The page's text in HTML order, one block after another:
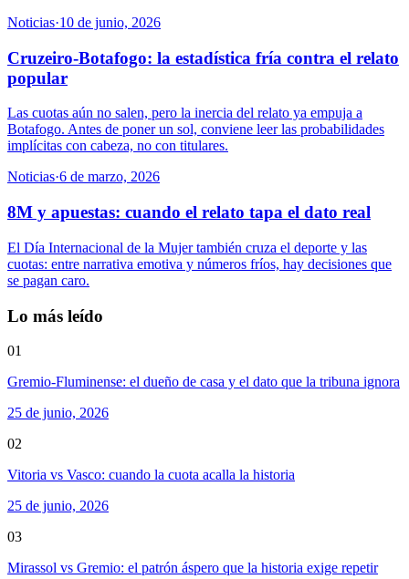
Noticias·10 de junio, 2026
Cruzeiro-Botafogo: la estadística fría contra el relato
popular
Las cuotas aún no salen, pero la inercia del relato ya empuja a
Botafogo. Antes de poner un sol, conviene leer las probabilidades
implícitas con cabeza, no con titulares.
Noticias·6 de marzo, 2026
8M y apuestas: cuando el relato tapa el dato real
El Día Internacional de la Mujer también cruza el deporte y las
cuotas: entre narrativa emotiva y números fríos, hay decisiones que
se pagan caro.
Lo más leído
01
Gremio-Fluminense: el dueño de casa y el dato que la tribuna ignora
25 de junio, 2026
02
Vitoria vs Vasco: cuando la cuota acalla la historia
25 de junio, 2026
03
Mirassol vs Gremio: el patrón áspero que la historia exige repetir